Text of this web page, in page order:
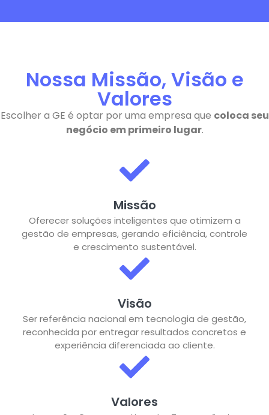
Nossa Missão, Visão e
Valores
Escolher a GE é optar por uma empresa que coloca seu
negócio em primeiro lugar.
Missão
Oferecer soluções inteligentes que otimizem a
gestão de empresas, gerando eficiência, controle
e crescimento sustentável.
Visão
Ser referência nacional em tecnologia de gestão,
reconhecida por entregar resultados concretos e
experiência diferenciada ao cliente.
Valores